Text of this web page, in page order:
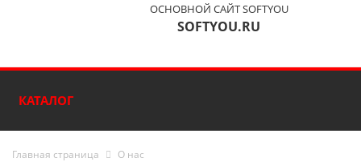
ОСНОВНОЙ САЙТ SOFTYOU
SOFTYOU.RU
КАТАЛОГ
Главная страница О нас